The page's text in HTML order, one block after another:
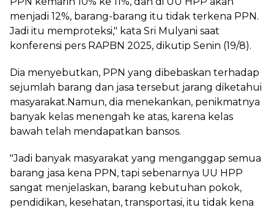
menjadi 12%, barang-barang itu tidak terkena PPN.
Jadi itu memproteksi," kata Sri Mulyani saat
konferensi pers RAPBN 2025, dikutip Senin (19/8).
Dia menyebutkan, PPN yang dibebaskan terhadap
sejumlah barang dan jasa tersebut jarang diketahui
masyarakat.Namun, dia menekankan, penikmatnya
banyak kelas menengah ke atas, karena kelas
bawah telah mendapatkan bansos.
"Jadi banyak masyarakat yang menganggap semua
barang jasa kena PPN, tapi sebenarnya UU HPP
sangat menjelaskan, barang kebutuhan pokok,
pendidikan, kesehatan, transportasi, itu tidak kena